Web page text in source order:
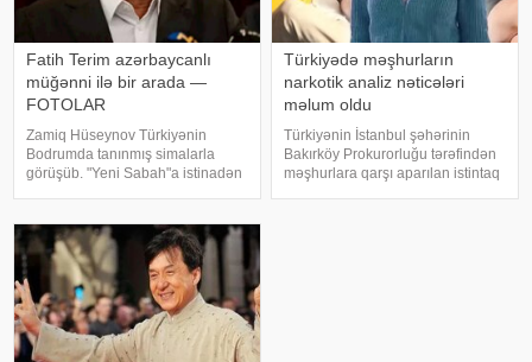
Fatih Terim azərbaycanlı
müğənni ilə bir arada —
FOTOLAR
Zamiq Hüseynov Türkiyənin
Bodrumda tanınmış simalarla
görüşüb. "Yeni Sabah"a istinadən
məşqçi Fatih Terimləı ünsiyyətdə
olub. Z.Hüseynov görüş zaman
Türkiyədə məşhurların
narkotik analiz nəticələri
məlum oldu
Türkiyənin İstanbul şəhərinin
Bakırköy Prokurorluğu tərəfindən
məşhurlara qarşı aparılan istintaq